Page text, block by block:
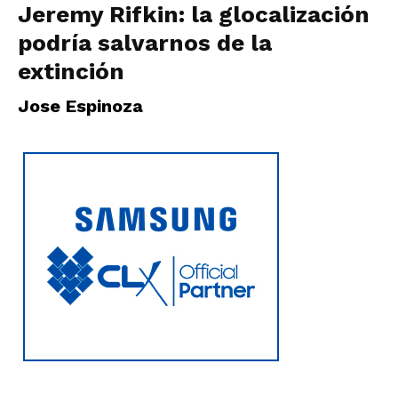
hoy
Jeremy Rifkin: la glocalización
podría salvarnos de la
extinción
Jose Espinoza